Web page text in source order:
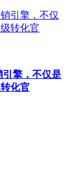
引擎，不仅是
化官